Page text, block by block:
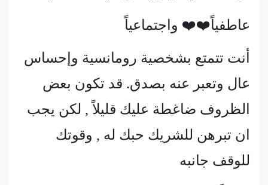
عاطفياً❤️❤️ واجتماعياً
أنت تتمتع بشخصية رومانسية وإحساس
عال وتعبر عنه بصدق. قد تكون بعض
الظروف ضاغطة عليك قليلاً , لكن يجب
ان تبرهن للشريك حبك له , وقوتك
للوقف جانبه